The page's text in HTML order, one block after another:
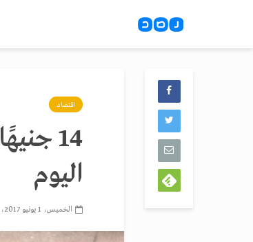
اقتصاد
14
اليوم
الخميس، 1 يونيو 2017، 3:19 م